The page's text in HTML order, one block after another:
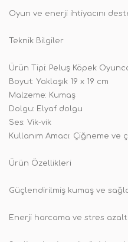
Oyun ve enerji ihtiyacını
Teknik Bilgiler
Ürün Tipi: Peluş Köpek
Boyut: Yaklaşık 19 x 19 cm
Malzeme: Kumaş
Dolgu: Elyaf dolgu
Ses: Vik-vik
Kullanım Amacı: Çiğneme ve
Ürün Özellikleri
Güçlendirilmiş kumaş ve
Enerji harcama ve stres